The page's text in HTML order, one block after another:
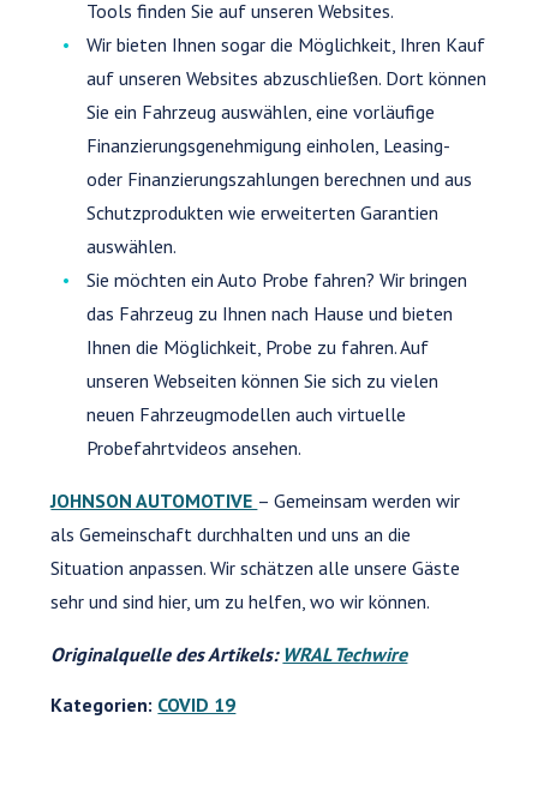
Tools finden Sie auf unseren Websites.
Wir bieten Ihnen sogar die Möglichkeit, Ihren Kauf
auf unseren Websites abzuschließen. Dort können
Sie ein Fahrzeug auswählen, eine vorläufige
Finanzierungsgenehmigung einholen, Leasing-
oder Finanzierungszahlungen berechnen und aus
Schutzprodukten wie erweiterten Garantien
auswählen.
Sie möchten ein Auto Probe fahren? Wir bringen
das Fahrzeug zu Ihnen nach Hause und bieten
Ihnen die Möglichkeit, Probe zu fahren. Auf
unseren Webseiten können Sie sich zu vielen
neuen Fahrzeugmodellen auch virtuelle
Probefahrtvideos ansehen.
JOHNSON AUTOMOTIVE – Gemeinsam werden wir
als Gemeinschaft durchhalten und uns an die
Situation anpassen. Wir schätzen alle unsere Gäste
sehr und sind hier, um zu helfen, wo wir können.
Originalquelle des Artikels: WRAL Techwire
Kategorien: COVID 19